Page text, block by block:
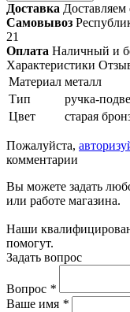
Доставка
Самовывоз
21
Оплата Наличный и
Характеристики
Материал металл
Тип
ручка-
Цвет
старая
Пожалуйста,
комментарии
Вы можете задать
или работе магазина.
Наши
помогут.
Задать вопрос
Вопрос *
Ваше имя *